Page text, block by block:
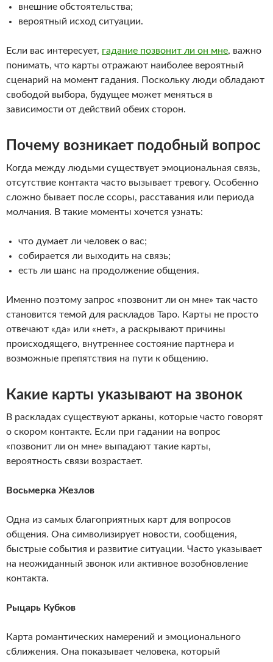
внешние обстоятельства;
вероятный исход ситуации.
Если вас интересует, гадание позвонит ли он мне, важно
понимать, что карты отражают наиболее вероятный
сценарий на момент гадания. Поскольку люди обладают
свободой выбора, будущее может меняться в
зависимости от действий обеих сторон.
Почему возникает подобный вопрос
Когда между людьми существует эмоциональная связь,
отсутствие контакта часто вызывает тревогу. Особенно
сложно бывает после ссоры, расставания или периода
молчания. В такие моменты хочется узнать:
что думает ли человек о вас;
собирается ли выходить на связь;
есть ли шанс на продолжение общения.
Именно поэтому запрос «позвонит ли он мне» так часто
становится темой для раскладов Таро. Карты не просто
отвечают «да» или «нет», а раскрывают причины
происходящего, внутреннее состояние партнера и
возможные препятствия на пути к общению.
Какие карты указывают на звонок
В раскладах существуют арканы, которые часто говорят
о скором контакте. Если при гадании на вопрос
«позвонит ли он мне» выпадают такие карты,
вероятность связи возрастает.
Восьмерка Жезлов
Одна из самых благоприятных карт для вопросов
общения. Она символизирует новости, сообщения,
быстрые события и развитие ситуации. Часто указывает
на неожиданный звонок или активное возобновление
контакта.
Рыцарь Кубков
Карта романтических намерений и эмоционального
сближения. Она показывает человека, который